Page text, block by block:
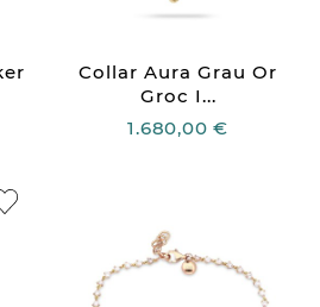
Collar Aura Grau Or
Groc I...
1.680,00 €